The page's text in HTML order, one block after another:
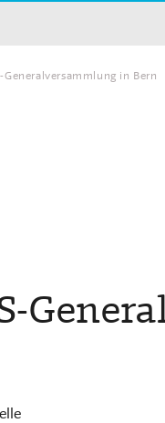
Generalversammlung in Bern